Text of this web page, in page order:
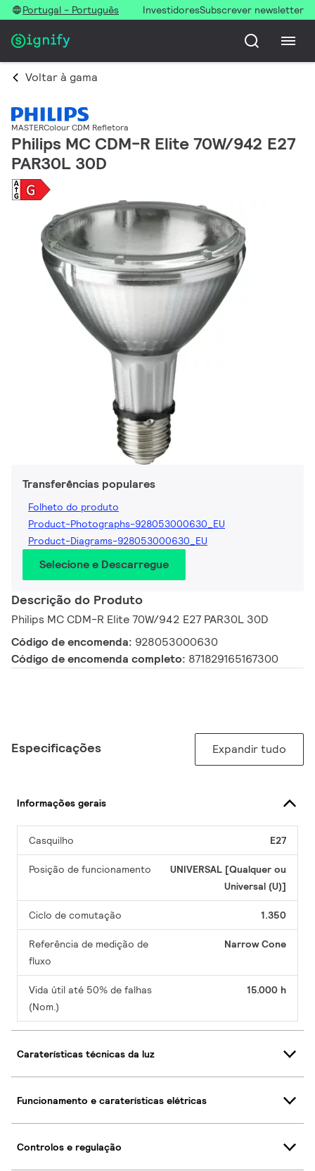
Portugal - Português InvestidoresSubscrever newsletter
Voltar à gama
MASTERColour CDM Refletora
Philips MC CDM-R Elite 70W/942 E27
PAR30L 30D
Transferências populares
Folheto do produto
Product-Photographs-928053000630_EU
Product-Diagrams-928053000630_EU
Selecione e Descarregue
Descrição do Produto
Philips MC CDM-R Elite 70W/942 E27 PAR30L 30D
Código de encomenda: 928053000630
Código de encomenda completo: 871829165167300
Especificações Expandir tudo
Informações gerais
Casquilho E27
Posição de funcionamento
UNIVERSAL [Qualquer ou
Universal (U)]
Ciclo de comutação 1.350
Referência de medição de
fluxo
Narrow Cone
Vida útil até 50% de falhas
(Nom.)
15.000 h
Caraterísticas técnicas da luz
Funcionamento e caraterísticas elétricas
Controlos e regulação